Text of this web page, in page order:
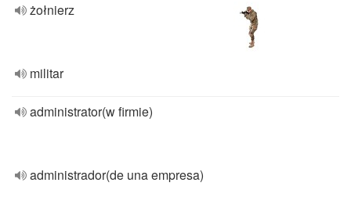
żołnierz
militar
administrator(w firmie)
administrador(de una empresa)